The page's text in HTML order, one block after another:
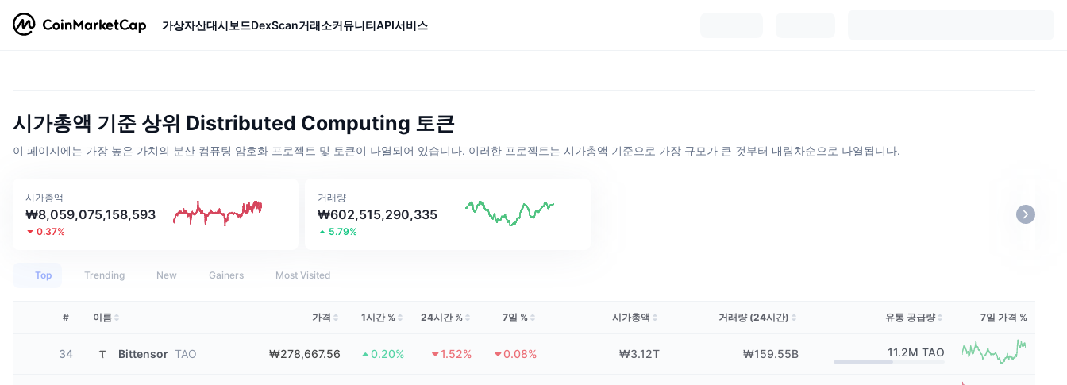
가상자산대시보드DexScan거래소커뮤니티API서비스
시가총액 기준 상위 Distributed Computing 토큰
이 페이지에는 가장 높은 가치의 분산 컴퓨팅 암호화 프로젝트 및 토큰이 나열되어 있습니다. 이러한 프로젝트는 시가총액 기준으로 가장 규모가 큰 것부터 내림차순으로 나열됩니다.
시가총액
₩8,059,075,158,593
0.37%
거래량
₩602,515,290,335
5.79%
Top Trending New Gainers Most Visited
# 이름 가격 1시간 % 24시간 % 7일 % 시가총액 거래량 (24시간) 유통 공급량 7일 가격 %
34 Bittensor TAO ₩278,667.56 0.20% 1.52% 0.08% ₩3.12T ₩159.55B 11.2M TAO